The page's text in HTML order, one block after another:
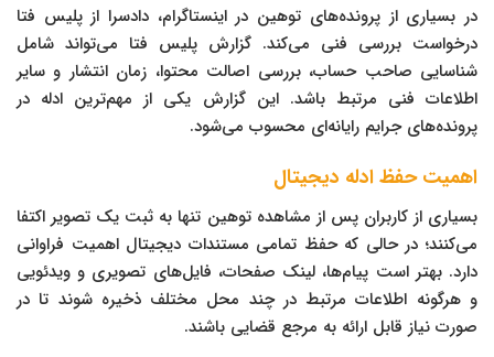
در بسیاری از پرونده‌های توهین در اینستاگرام، دادسرا از پلیس فتا
درخواست بررسی فنی می‌کند. گزارش پلیس فتا می‌تواند شامل
شناسایی صاحب حساب، بررسی اصالت محتوا، زمان انتشار و سایر
اطلاعات فنی مرتبط باشد. این گزارش یکی از مهم‌ترین ادله در
پرونده‌های جرایم رایانه‌ای محسوب می‌شود.
اهمیت حفظ ادله دیجیتال
بسیاری از کاربران پس از مشاهده توهین تنها به ثبت یک تصویر اکتفا
می‌کنند؛ در حالی که حفظ تمامی مستندات دیجیتال اهمیت فراوانی
دارد. بهتر است پیام‌ها، لینک صفحات، فایل‌های تصویری و ویدئویی
و هرگونه اطلاعات مرتبط در چند محل مختلف ذخیره شوند تا در
صورت نیاز قابل ارائه به مرجع قضایی باشند.